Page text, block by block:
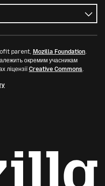
parent, Mozilla Foundation.
окремим учасникам
ліцензіїCreative Commons.